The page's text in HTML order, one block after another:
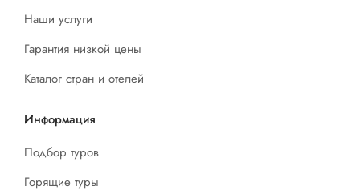
Наши услуги
Гарантия низкой цены
Каталог стран и отелей
Информация
Подбор туров
Горящие туры